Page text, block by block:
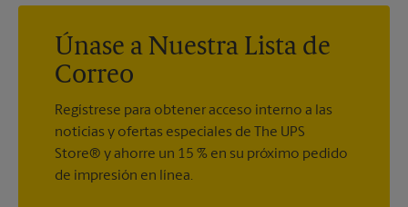
Únase a Nuestra Lista de
Correo
Regístrese para obtener acceso interno a las
noticias y ofertas especiales de The UPS
Store® y ahorre un 15 % en su próximo pedido
de impresión en línea.